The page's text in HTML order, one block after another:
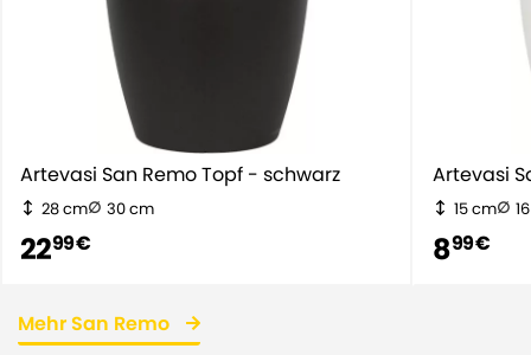
Artevasi San Remo Topf - schwarz
28 cm 30 cm
2299 €
Artevasi
15 cm
899 €
Mehr San Remo